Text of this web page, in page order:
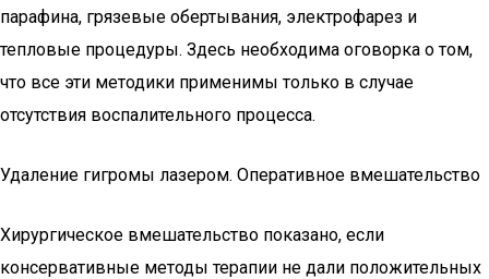
парафина, грязевые обертывания, электрофарез и
тепловые процедуры. Здесь необходима оговорка о том,
что все эти методики применимы только в случае
отсутствия воспалительного процесса.
Удаление гигромы лазером. Оперативное вмешательство
Хирургическое вмешательство показано, если
консервативные методы терапии не дали положительных